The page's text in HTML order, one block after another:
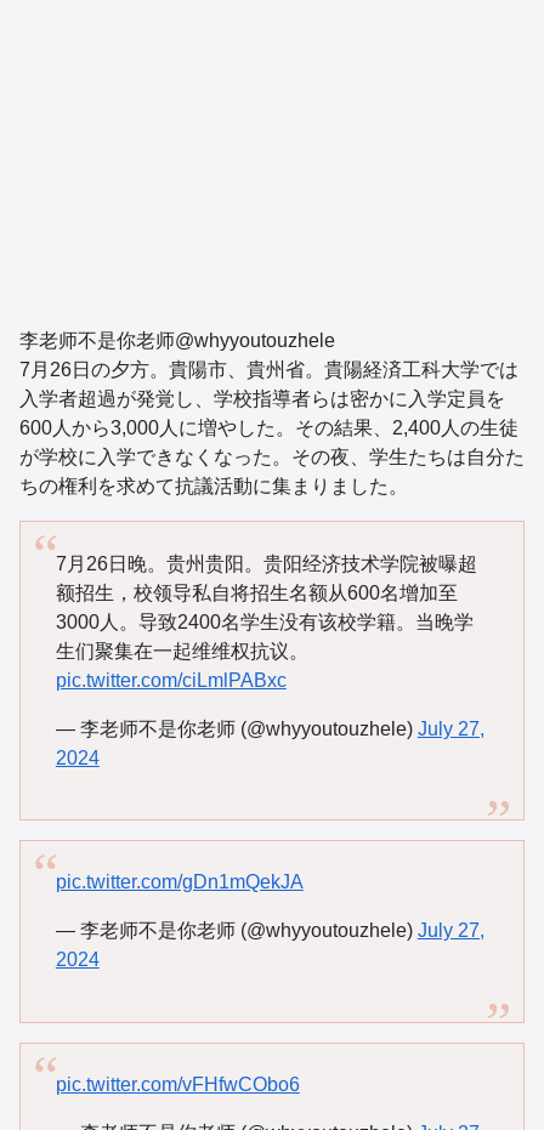
李老师不是你老师@whyyoutouzhele
7月26日の夕方。貴陽市、貴州省。貴陽経済工科大学では
入学者超過が発覚し、学校指導者らは密かに入学定員を
600人から3,000人に増やした。その結果、2,400人の生徒
が学校に入学できなくなった。その夜、学生たちは自分た
ちの権利を求めて抗議活動に集まりました。
7月26日晚。贵州贵阳。贵阳经济技术学院被曝超
额招生，校领导私自将招生名额从600名增加至
3000人。导致2400名学生没有该校学籍。当晚学
生们聚集在一起维维权抗议。
pic.twitter.com/ciLmlPABxc
— 李老师不是你老师 (@whyyoutouzhele) July 27,
2024
pic.twitter.com/gDn1mQekJA
— 李老师不是你老师 (@whyyoutouzhele) July 27,
2024
pic.twitter.com/vFHfwCObo6